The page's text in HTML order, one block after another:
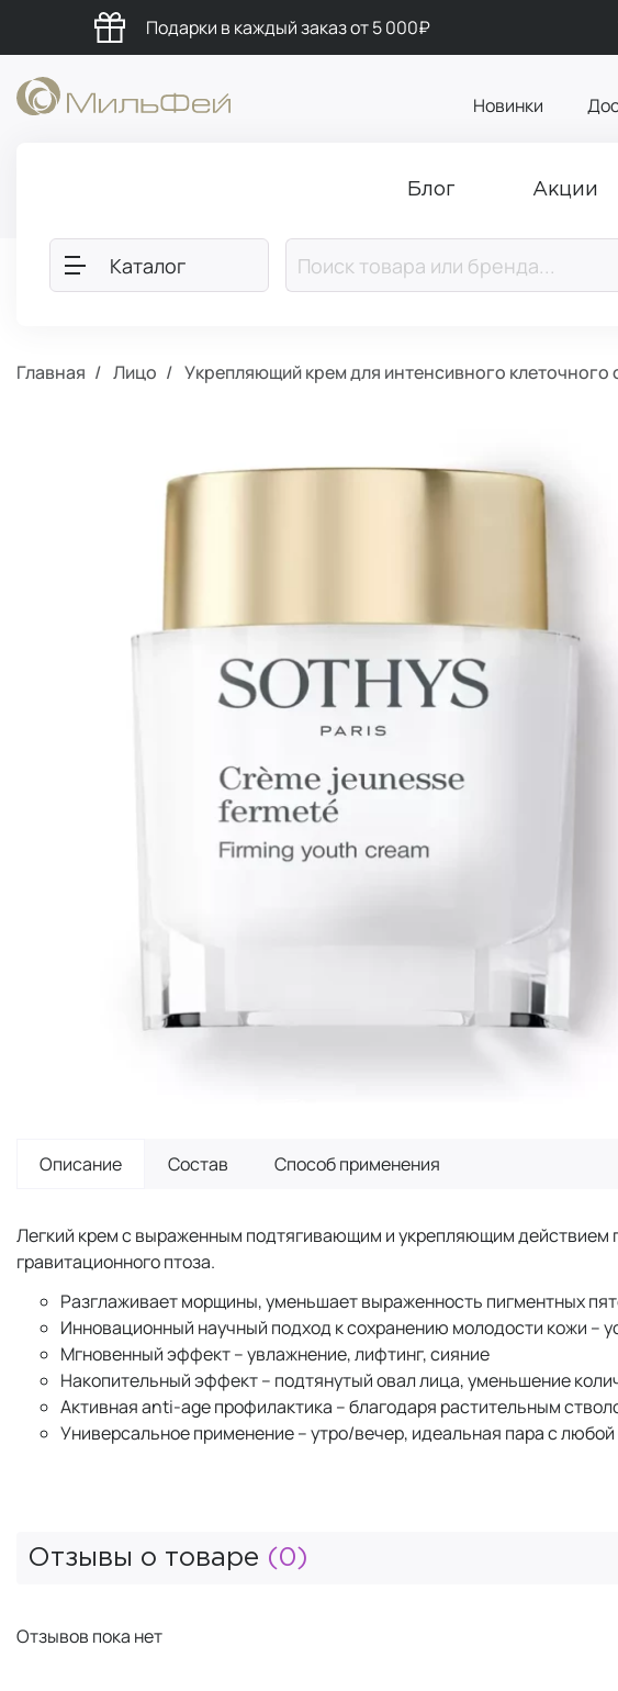
Подарки в каждый заказ от 5 000₽
Новинки
Блог Акции
Каталог
Главная Лицо Укрепляющий крем для интенсивного клеточного
Описание Состав Способ применения
Легкий крем с выраженным подтягивающим и укрепляющим действием
гравитационного птоза.
Разглаживает морщины, уменьшает выраженность пигментных
Инновационный научный подход к сохранению молодости кожи –
Мгновенный эффект – увлажнение, лифтинг, сияние
Накопительный эффект – подтянутый овал лица, уменьшение
Активная anti-age профилактика – благодаря растительным
Универсальное применение – утро/вечер, идеальная пара с
Отзывы о товаре (0)
Отзывов пока нет